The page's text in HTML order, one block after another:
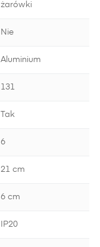
żarówki
Nie
Aluminium
131
Tak
6
21 cm
6 cm
IP20